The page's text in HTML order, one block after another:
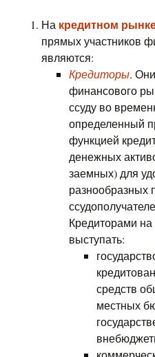
На кредитном
прямых участников
являются:
Кредиторы.
финансового
ссуду во
определенный
функцией
денежных
заемных) для
разнообразных
Кредиторами
выступать:
средств
местных